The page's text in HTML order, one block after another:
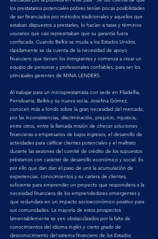
los prestatarios potenciales pobres tenían pocas posibilidades
de ser financiados por métodos tradicionales y aquellos que
estaban dispuestos a prestarles, lo hacían a tasas y términos
usurarios que casi represntaban que su garantía fuera
confiscada. Cuando Belkis se muda a los Estados Unidos,
rápidamente se da cuenta de la necesidad de apoyo
financiero que tienen los inmigrantes y comenza a crear un
equipo de personas y profesionales confiables, para ser los
principales gerentes de MINA LENDERS.
Al trabajar para un microprestamista con sede en Filadelfia,
Pensilvania, Belkis y su nueva socia, Josefina Gómez,
conocen más a fondo sobre la gran necesidad del mercado,
por las inconsistencias, discriminación, prejuicio, injusticia,
entre otros, entre la llamada misión de ofrecer soluciones
financieras a empresarios de bajos ingresos, el desarrollo de
actividades para calificar clientes potenciales y el maltrato
durante las sesiones del comité de crédito de los supuestos
préstamos con carácter de desarrollo económico y social. Es
por ello que dan dan el paso de unir la acumulación de
experiencias, conocimientos y su cartera de clientes,
suficiente para emprender un proyecto que respondiera a la
necesidad financiera de los emprendedores emergentes y
que redundara en un impacto socioeconómico positivo para
sus comunidades. La mayoría de estos prospectos
lamentablemente se ven obstaculizados por la falta de
conocimientos del idioma inglés y cierto grado de
desconocimiento del sistema financiero de los Estados